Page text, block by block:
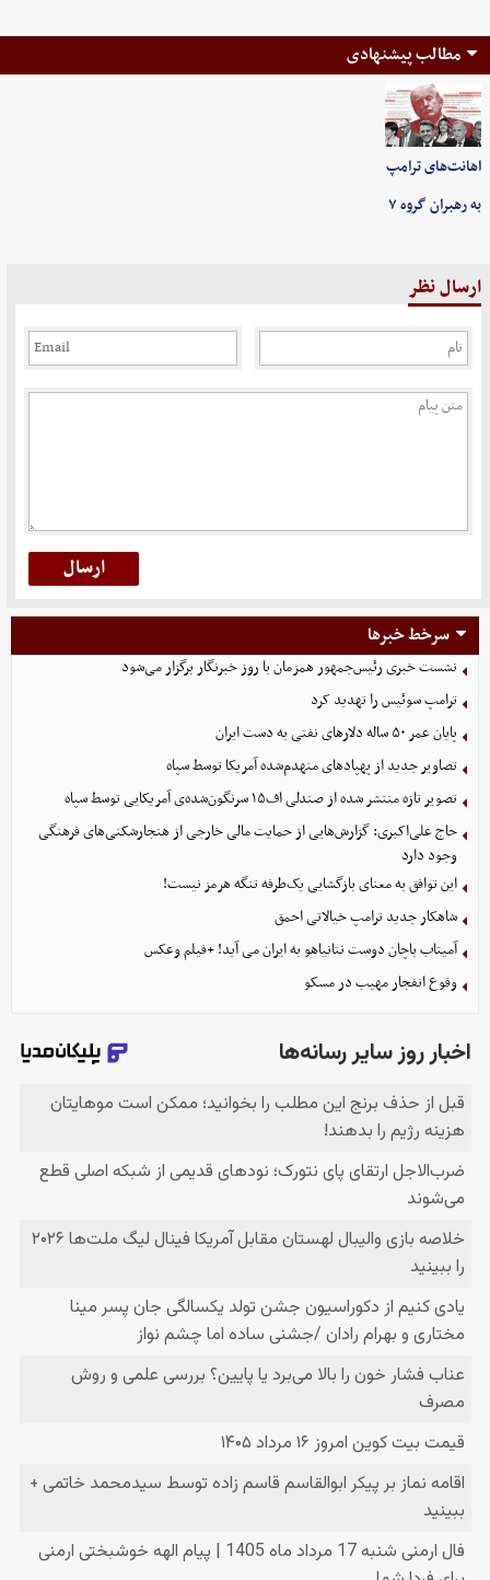
مطالب پیشنهادی
اهانت‌های ترامپ
به رهبران گروه ۷
ارسال نظر
سرخط خبرها
نشست خبری رئیس‌جمهور همزمان با روز خبرنگار برگزار می‌شود
ترامپ سوئیس را تهدید کرد
پایان عمر ۵۰ ساله دلارهای نفتی به دست ایران
تصاویر جدید از پهپادهای منهدم‌شده آمریکا توسط سپاه
تصویر تازه منتشر شده از صندلی اف۱۵ سرنگون‌شده‌ی آمریکایی توسط سپاه
حاج علی‌اکبری: گزارش‌هایی از حمایت مالی خارجی از هنجارشکنی‌های فرهنگی
وجود دارد
این توافق به معنای بازگشایی یک‌طرفه تنگه هرمز نیست!
شاهکار جدید ترامپ خیالاتی احمق
آمیتاب باچان دوست نتانیاهو به ایران می آید! +فیلم وعکس
وقوع انفجار مهیب در مسکو